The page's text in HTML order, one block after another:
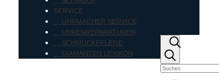
SERVICE
UHRMACHER SERVICE
UHRENREPARATUREN
SCHMUCKPFLEGE
DIAMANTEN LEXIKON